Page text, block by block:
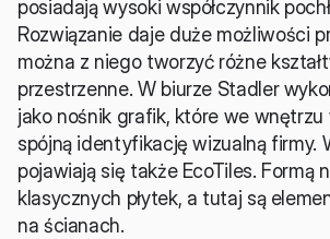
posiadają wysoki współczynnik
Rozwiązanie daje duże możliwości
można z niego tworzyć różne
przestrzenne. W biurze Stadler
jako nośnik grafik, które we wnętrzu
spójną identyfikację wizualną firmy.
pojawiają się także EcoTiles. Formą
klasycznych płytek, a tutaj są
na ścianach.